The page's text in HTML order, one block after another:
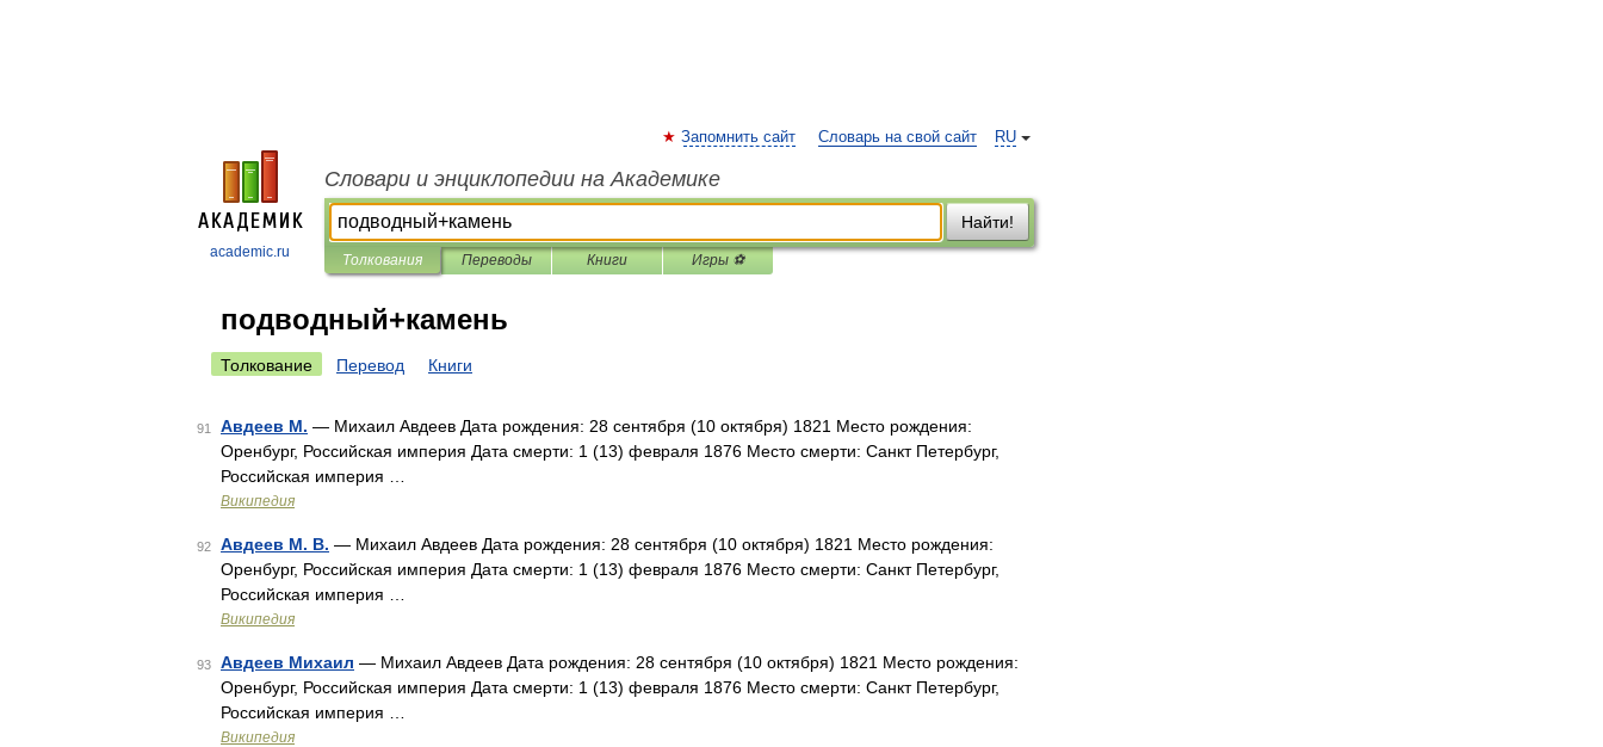
academic.ru
RU
Запомнить сайт Словарь на свой сайт
Словари и энциклопедии на Академике
Найти!
Толкования Переводы Книги Игры ⚽
подводный+камень
Толкование Перевод Книги
91 Авдеев М. — Михаил Авдеев Дата рождения: 28 сентября (10 октября) 1821 Место рождения:
Оренбург, Российская империя Дата смерти: 1 (13) февраля 1876 Место смерти: Санкт Петербург,
Российская империя …
Википедия
92 Авдеев М. В. — Михаил Авдеев Дата рождения: 28 сентября (10 октября) 1821 Место рождения:
Оренбург, Российская империя Дата смерти: 1 (13) февраля 1876 Место смерти: Санкт Петербург,
Российская империя …
Википедия
93 Авдеев Михаил — Михаил Авдеев Дата рождения: 28 сентября (10 октября) 1821 Место рождения:
Оренбург, Российская империя Дата смерти: 1 (13) февраля 1876 Место смерти: Санкт Петербург,
Российская империя …
Википедия